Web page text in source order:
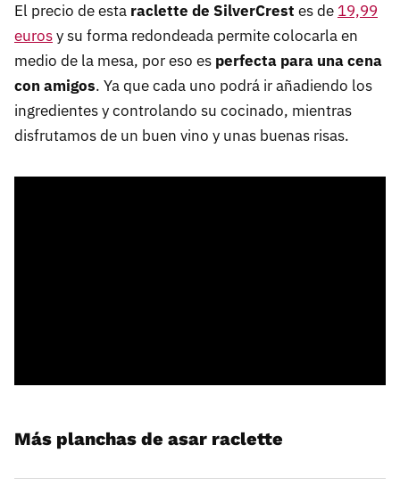
El precio de esta raclette de SilverCrest es de 19,99
eurosy su forma redondeada permite colocarla en
medio de la mesa, por eso es perfecta para una cena
con amigos. Ya que cada uno podrá ir añadiendo los
ingredientes y controlando su cocinado, mientras
disfrutamos de un buen vino y unas buenas risas.
Más planchas de asar raclette